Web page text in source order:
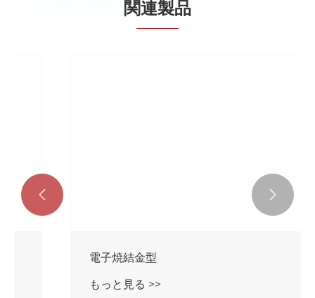
関連製品
電子焼結金型
もっと見る >>
 